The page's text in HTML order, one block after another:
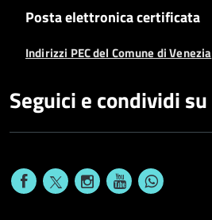
Posta elettronica certificata
Indirizzi PEC del Comune di Venezia
Seguici e condividi su